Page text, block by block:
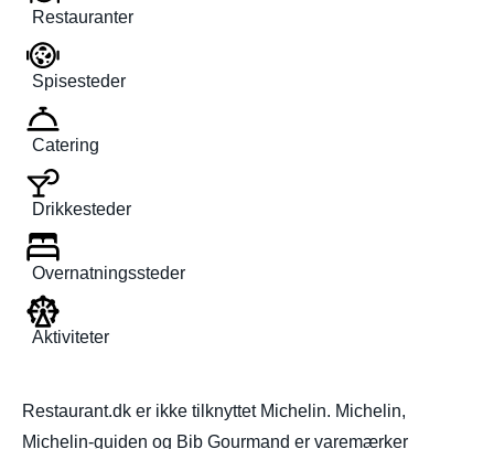
Restauranter
Spisesteder
Catering
Drikkesteder
Overnatningssteder
Aktiviteter
Restaurant.dk er ikke tilknyttet Michelin. Michelin,
Michelin-guiden og Bib Gourmand er varemærker